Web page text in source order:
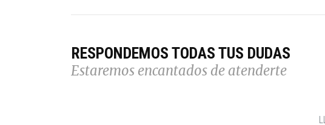
RESPONDEMOS TODAS TUS DUDAS
Estaremos encantados de atenderte